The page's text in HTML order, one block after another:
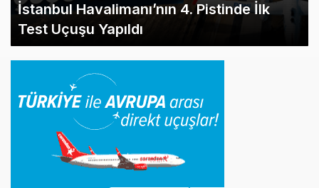
İstanbul Havalimanı’nın 4. Pistinde İlk
Test Uçuşu Yapıldı